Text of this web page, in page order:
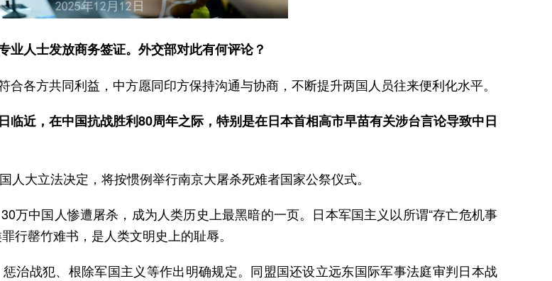
业人士发放商务签证。外交部对此有何评论？
各方共同利益，中方愿同印方保持沟通与协商，不断提升两国人员往来便利化水平。
临近，在中国抗战胜利80周年之际，特别是在日本首相高市早苗有关涉台言论导致中日
大立法决定，将按惯例举行南京大屠杀死难者国家公祭仪式。
万中国人惨遭屠杀，成为人类历史上最黑暗的一页。日本军国主义以所谓“存亡危机事
行罄竹难书，是人类文明史上的耻辱。
治战犯、根除军国主义等作出明确规定。同盟国还设立远东国际军事法庭审判日本战